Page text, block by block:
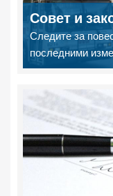
Совет и
Следите за
последними